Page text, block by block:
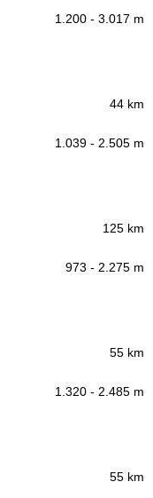
1.200 - 3.017 m
44 km
1.039 - 2.505 m
125 km
973 - 2.275 m
55 km
1.320 - 2.485 m
55 km